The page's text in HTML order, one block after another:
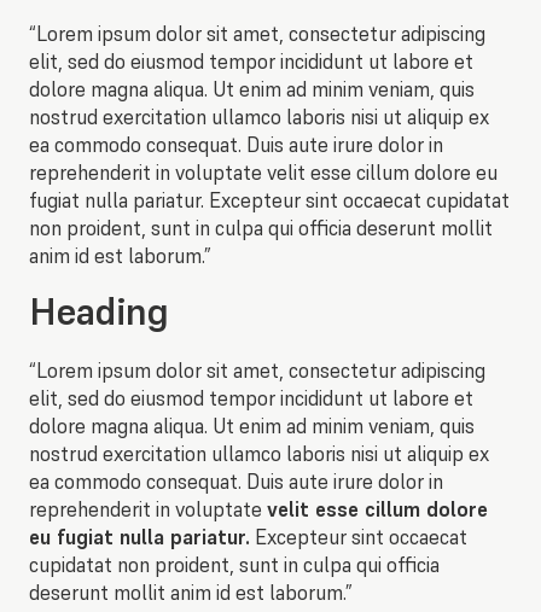
“Lorem ipsum dolor sit amet, consectetur adipiscing
elit, sed do eiusmod tempor incididunt ut labore et
dolore magna aliqua. Ut enim ad minim veniam, quis
nostrud exercitation ullamco laboris nisi ut aliquip ex
ea commodo consequat. Duis aute irure dolor in
reprehenderit in voluptate velit esse cillum dolore eu
fugiat nulla pariatur. Excepteur sint occaecat cupidatat
non proident, sunt in culpa qui officia deserunt mollit
anim id est laborum.”
Heading
“Lorem ipsum dolor sit amet, consectetur adipiscing
elit, sed do eiusmod tempor incididunt ut labore et
dolore magna aliqua. Ut enim ad minim veniam, quis
nostrud exercitation ullamco laboris nisi ut aliquip ex
ea commodo consequat. Duis aute irure dolor in
reprehenderit in voluptate velit esse cillum dolore
eu fugiat nulla pariatur. Excepteur sint occaecat
cupidatat non proident, sunt in culpa qui officia
deserunt mollit anim id est laborum.”